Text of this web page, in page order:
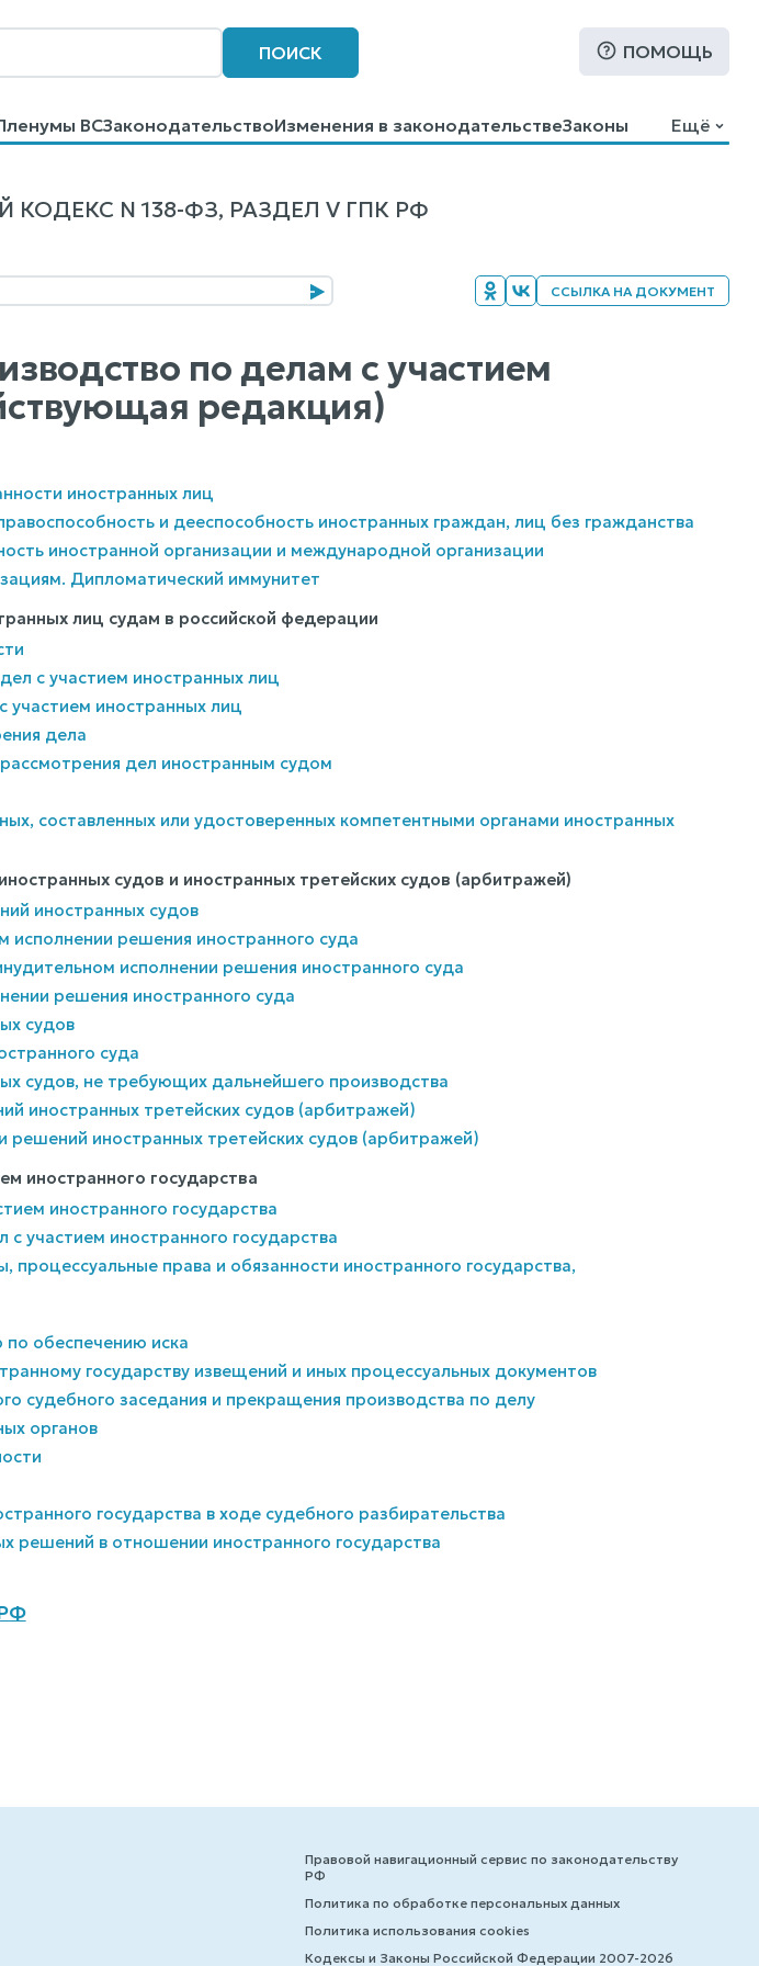
ПОИСК ПОМОЩЬ
ВСЗаконодательствоИзменения в законодательствеЗаконы
Поиск
Ещё
N 138-ФЗ, РАЗДЕЛ V ГПК РФ
ССЫЛКА НА ДОКУМЕНТ
по делам с участием
редакция)
иностранных лиц
и дееспособность иностранных граждан, лиц без гражданства
иностранной организации и международной организации
Дипломатический иммунитет
лиц судам в российской федерации
с участием иностранных лиц
участием иностранных лиц
дела
дел иностранным судом
составленных или удостоверенных компетентными органами иностранных
судов и иностранных третейских судов (арбитражей)
иностранных судов
исполнении решения иностранного суда
исполнении решения иностранного суда
решения иностранного суда
судов
суда
судов, не требующих дальнейшего производства
иностранных третейских судов (арбитражей)
решений иностранных третейских судов (арбитражей)
иностранного государства
иностранного государства
участием иностранного государства
права и обязанности иностранного государства,
по обеспечению иска
государству извещений и иных процессуальных документов
судебного заседания и прекращения производства по делу
органов
государства в ходе судебного разбирательства
решений в отношении иностранного государства
Правовой навигационный сервис по законодательству
РФ
Политика по обработке персональных данных
Политика использования cookies
Кодексы и Законы Российской Федерации 2007-2026